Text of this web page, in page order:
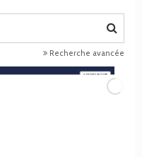
Recherche avancée